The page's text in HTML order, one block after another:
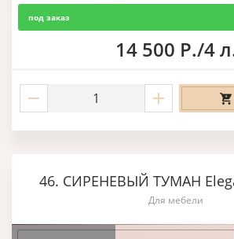
под заказ
14 500 Р./4
46. СИРЕНЕВЫЙ ТУМАН
Для мебели